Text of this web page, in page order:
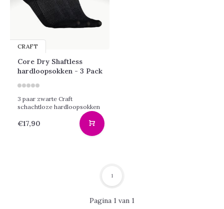
CRAFT
Core Dry Shaftless
hardloopsokken - 3 Pack
3 paar zwarte Craft
schachtloze hardloopsokken
€17,90
Pagina 1 van 1
1